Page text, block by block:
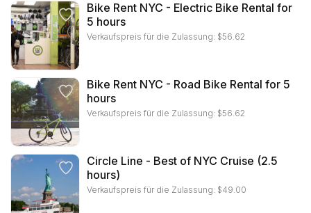
Bike Rent NYC - Electric Bike Rental for
5 hours
Verkaufspreis für die Zulassung: $56.62
Bike Rent NYC - Road Bike Rental for 5
hours
Verkaufspreis für die Zulassung: $56.62
Circle Line - Best of NYC Cruise (2.5
hours)
Verkaufspreis für die Zulassung: $49.00